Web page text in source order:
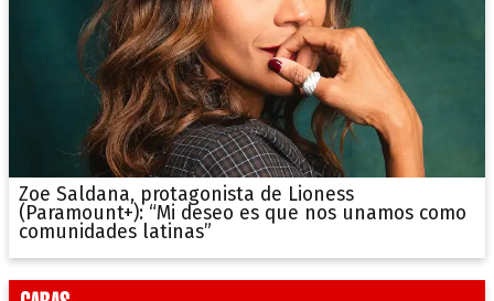
Zoe Saldana, protagonista de Lioness
(Paramount+): “Mi deseo es que nos unamos como
comunidades latinas”